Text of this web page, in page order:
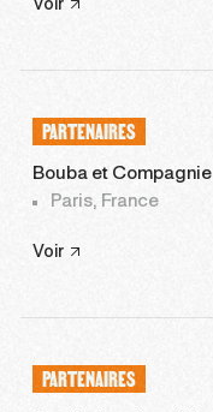
Voir
PARTENAIRES
Bouba et Compagnie
Paris, France
Voir
PARTENAIRES